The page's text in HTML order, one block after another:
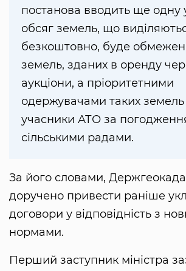
постанова вводить ще
обсяг земель, що
безкоштовно, буде
земель, зданих в оренду
аукціони, а пріоритетними
одержувачами таких земель
учасники АТО за
сільськими радами.
За його словами,
доручено привести раніше
договори у відповідність з
нормами.
Перший заступник міністра